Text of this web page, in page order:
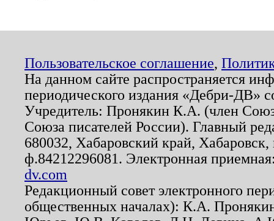
Пользовательское соглашение,
На данном сайте распространяется
периодического издания «Дебри-ДВ»
Учредитель: Пронякин К.А. (член
Союза писателей России). Главный
680032, Хабаровский край,
ф.84212296081. Электронная
dv.com
Редакционный совет электронного
общественных началах): К.А.